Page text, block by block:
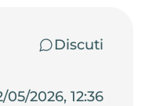
Discuti
05/2026, 12:36